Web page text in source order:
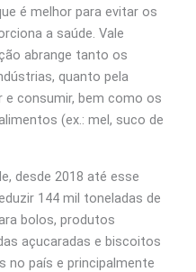
é melhor para evitar os
a saúde. Vale
abrange tanto os
quanto pela
consumir, bem como os
(ex.: mel, suco de
desde 2018 até esse
144 mil toneladas de
bolos, produtos
açucaradas e biscoitos
no país e principalmente